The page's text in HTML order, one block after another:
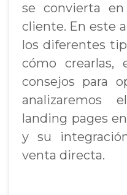
se convierta
cliente. En este
los diferentes
cómo crearlas,
consejos para
analizaremos
landing pages
y su
venta directa.